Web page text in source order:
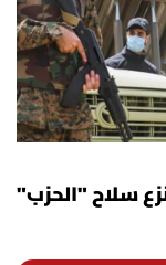
سلاح "الحزب"